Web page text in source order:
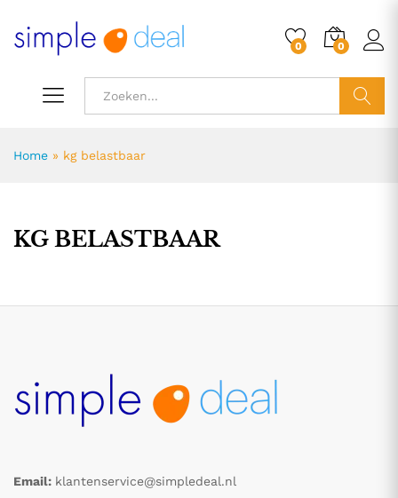
0 0
Home » kg belastbaar
KG BELASTBAAR
Email: klantenservice@simpledeal.nl